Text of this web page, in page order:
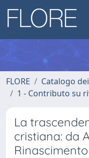
FLORE
Catalogo
1 - Contributo su
La
cristiana: da
Rinascimento